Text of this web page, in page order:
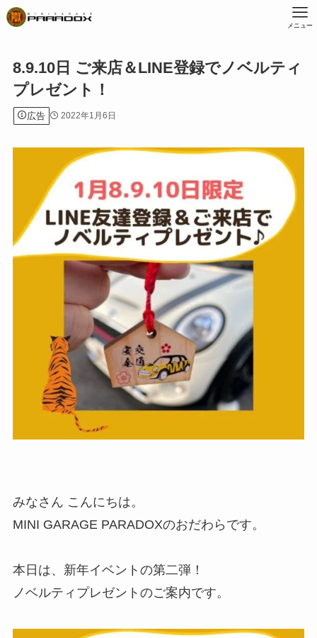
メニュー
8.9.10日 ご来店＆LINE登録でノベルティ
プレゼント！
広告 2022年1月6日
みなさん こんにちは。
MINI GARAGE PARADOXのおだわらです。
本日は、新年イベントの第二弾！
ノベルティプレゼントのご案内です。